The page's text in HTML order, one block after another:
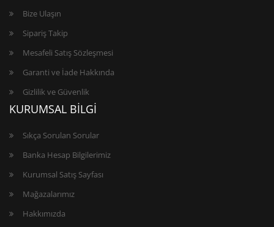
Bize Ulaşın
Sipariş Takip
Mesafeli Satış Sözleşmesi
Garanti ve İade Hakkında
Gizlilik ve Güvenlik
KURUMSAL BİLGİ
Sıkça Sorulan Sorular
Banka Hesap Bilgilerimiz
Kurumsal Satış Sayfası
Mağazalarımız
Hakkımızda